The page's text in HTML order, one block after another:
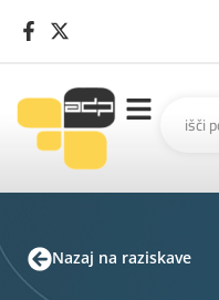
Nazaj na raziskave